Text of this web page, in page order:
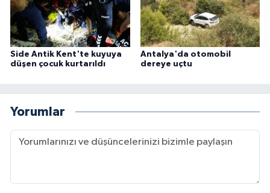
Side Antik Kent'te kuyuya
düşen çocuk kurtarıldı
Antalya'da otomobil
dereye uçtu
Yorumlar